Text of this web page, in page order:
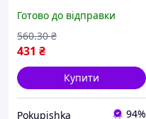
AND/поживний
контейнер із
герметичною кришкою/
Вакуумний
Готово до відправки
431 ₴
560.30 ₴
Купити
Pokupishka 94%